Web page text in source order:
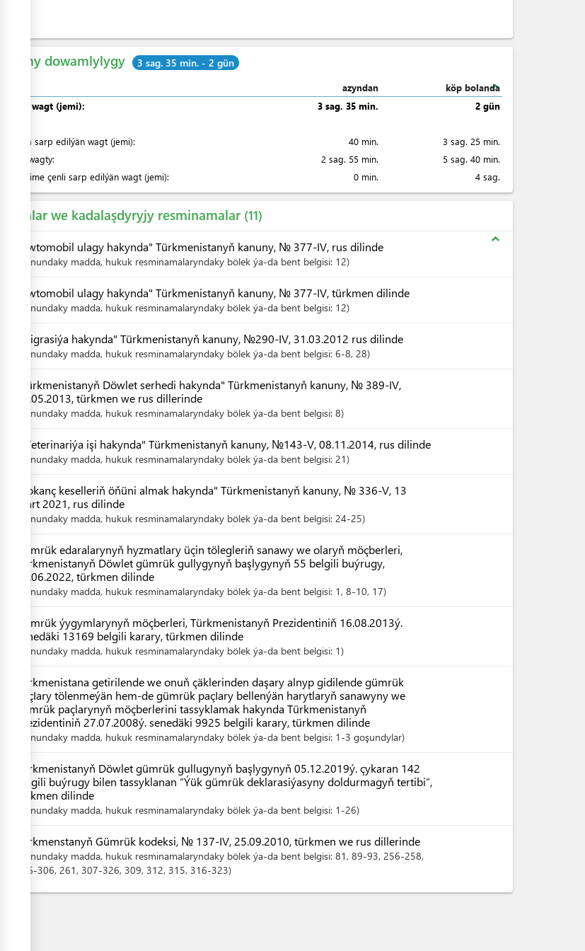
Umumy dowamlylygy 3 sag. 35 min. - 2 gün
expand_less
azyndan
köp bolanda
Umumy wagt (jemi):
3 sag. 35 min.
2 gün
Nobatda sarp edilýän wagt (jemi):
40 min.
3 sag. 25 min.
Hyzmat wagty:
2 sag. 55 min.
5 sag. 40 min.
Indiki ädime çenli sarp edilýän wagt (jemi):
0 min. 4 sag.
Kanunlar we kadalaşdyryjy resminamalar 11
expand_less
"Awtomobil ulagy hakynda" Türkmenistanyň kanuny, № 377-IV, rus dilinde
Kanundaky madda, hukuk resminamalaryndaky bölek ýa-da bent belgisi: 12
"Awtomobil ulagy hakynda" Türkmenistanyň kanuny, № 377-IV, türkmen dilinde
Kanundaky madda, hukuk resminamalaryndaky bölek ýa-da bent belgisi: 12
"Migrasiýa hakynda" Türkmenistanyň kanuny, №290-IV, 31.03.2012 rus dilinde
Kanundaky madda, hukuk resminamalaryndaky bölek ýa-da bent belgisi: 6-8, 28
"Türkmenistanyň Döwlet serhedi hakynda" Türkmenistanyň kanuny, № 389-IV,
04.05.2013, türkmen we rus dillerinde
Kanundaky madda, hukuk resminamalaryndaky bölek ýa-da bent belgisi: 8
"Weterinariýa işi hakynda" Türkmenistanyň kanuny, №143-V, 08.11.2014, rus dilinde
Kanundaky madda, hukuk resminamalaryndaky bölek ýa-da bent belgisi: 21
"Ýokanç keselleriň öňüni almak hakynda" Türkmenistanyň kanuny, № 336-V, 13
mart 2021, rus dilinde
Kanundaky madda, hukuk resminamalaryndaky bölek ýa-da bent belgisi: 24-25
Gümrük edaralarynyň hyzmatlary üçin tölegleriň sanawy we olaryň möçberleri,
Türkmenistanyň Döwlet gümrük gullygynyň başlygynyň 55 belgili buýrugy,
23.06.2022, türkmen dilinde
Kanundaky madda, hukuk resminamalaryndaky bölek ýa-da bent belgisi: 1 , 8-10, 17
Gümrük ýygymlarynyň möçberleri, Türkmenistanyň Prezidentiniň 16.08.2013ý.
senedäki 13169 belgili karary, türkmen dilinde
Kanundaky madda, hukuk resminamalaryndaky bölek ýa-da bent belgisi: 1
Türkmenistana getirilende we onuň çäklerinden daşary alnyp gidilende gümrük
paçIary tölenmeýän hem-de gümrük paçIary bellenýän harytlaryň sanawyny we
gümrük paçlarynyň möçberlerini tassyklamak hakynda Türkmenistanyň
Prezidentiniň 27.07.2008ý. senedäki 9925 belgili karary, türkmen dilinde
Kanundaky madda, hukuk resminamalaryndaky bölek ýa-da bent belgisi: 1-3 goşundylar
Türkmenistanyň Döwlet gümrük gullugynyň başlygynyň 05.12.2019ý. çykaran 142
belgili buýrugy bilen tassyklanan “Ýük gümrük deklarasiýasyny doldurmagyň tertibi”,
türkmen dilinde
Kanundaky madda, hukuk resminamalaryndaky bölek ýa-da bent belgisi: 1-26
Türkmenstanyň Gümrük kodeksi, № 137-IV, 25.09.2010, türkmen we rus dillerinde
Kanundaky madda, hukuk resminamalaryndaky bölek ýa-da bent belgisi: 81 , 89-93, 256-258,
256-306, 261 , 307-326, 309, 312, 315, 316-323